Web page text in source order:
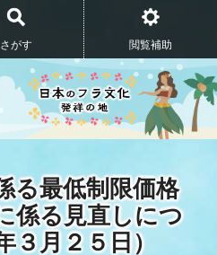
さがす 閲覧補助
る最低制限価格
係る見直しにつ
３月２５日）